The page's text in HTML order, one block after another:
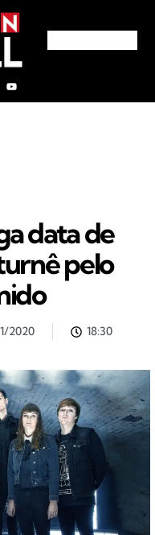
data de
pelo
2020 18:30